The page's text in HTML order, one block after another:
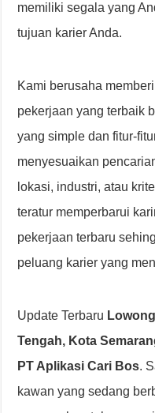
memiliki segala yang
tujuan karier Anda.
Kami berusaha
pekerjaan yang terbaik
yang simple dan fitur-
menyesuaikan
lokasi, industri, atau
teratur memperbarui
pekerjaan terbaru
peluang karier yang
Update Terbaru
Tengah, Kota
PT Aplikasi Cari Bos.
kawan yang sedang